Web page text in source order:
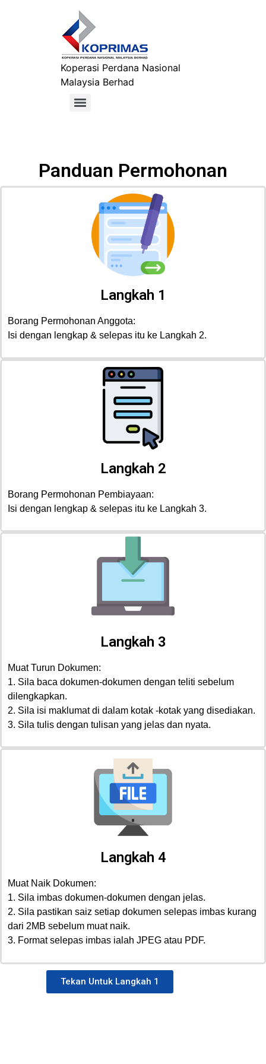
Koperasi Perdana Nasional
Malaysia Berhad
Panduan Permohonan
Langkah 1
Borang Permohonan Anggota:
Isi dengan lengkap & selepas itu ke Langkah 2.
Langkah 2
Borang Permohonan Pembiayaan:
Isi dengan lengkap & selepas itu ke Langkah 3.
Langkah 3
Muat Turun Dokumen:
1. Sila baca dokumen-dokumen dengan teliti sebelum
dilengkapkan.
2. Sila isi maklumat di dalam kotak -kotak yang disediakan.
3. Sila tulis dengan tulisan yang jelas dan nyata.
Langkah 4
Muat Naik Dokumen:
1. Sila imbas dokumen-dokumen dengan jelas.
2. Sila pastikan saiz setiap dokumen selepas imbas kurang
dari 2MB sebelum muat naik.
3. Format selepas imbas ialah JPEG atau PDF.
Tekan Untuk Langkah 1